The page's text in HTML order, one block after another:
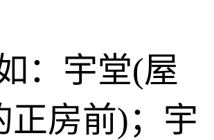
：宇堂(屋
正房前)；宇